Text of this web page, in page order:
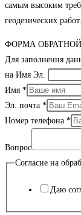
самым высоким
геодезических работ.
ФОРМА
Для заполнения
на Имя Эл.
Имя *
Эл. почта *
Номер телефона *
Вопрос
Согласие на
Даю